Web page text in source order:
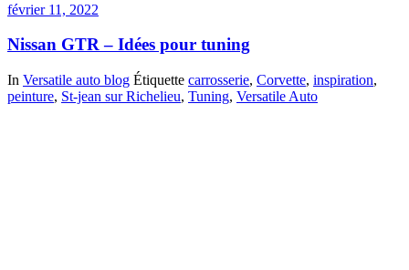
février 11, 2022
Nissan GTR – Idées pour tuning
In Versatile auto blog Étiquette carrosserie, Corvette, inspiration,
peinture, St-jean sur Richelieu, Tuning, Versatile Auto